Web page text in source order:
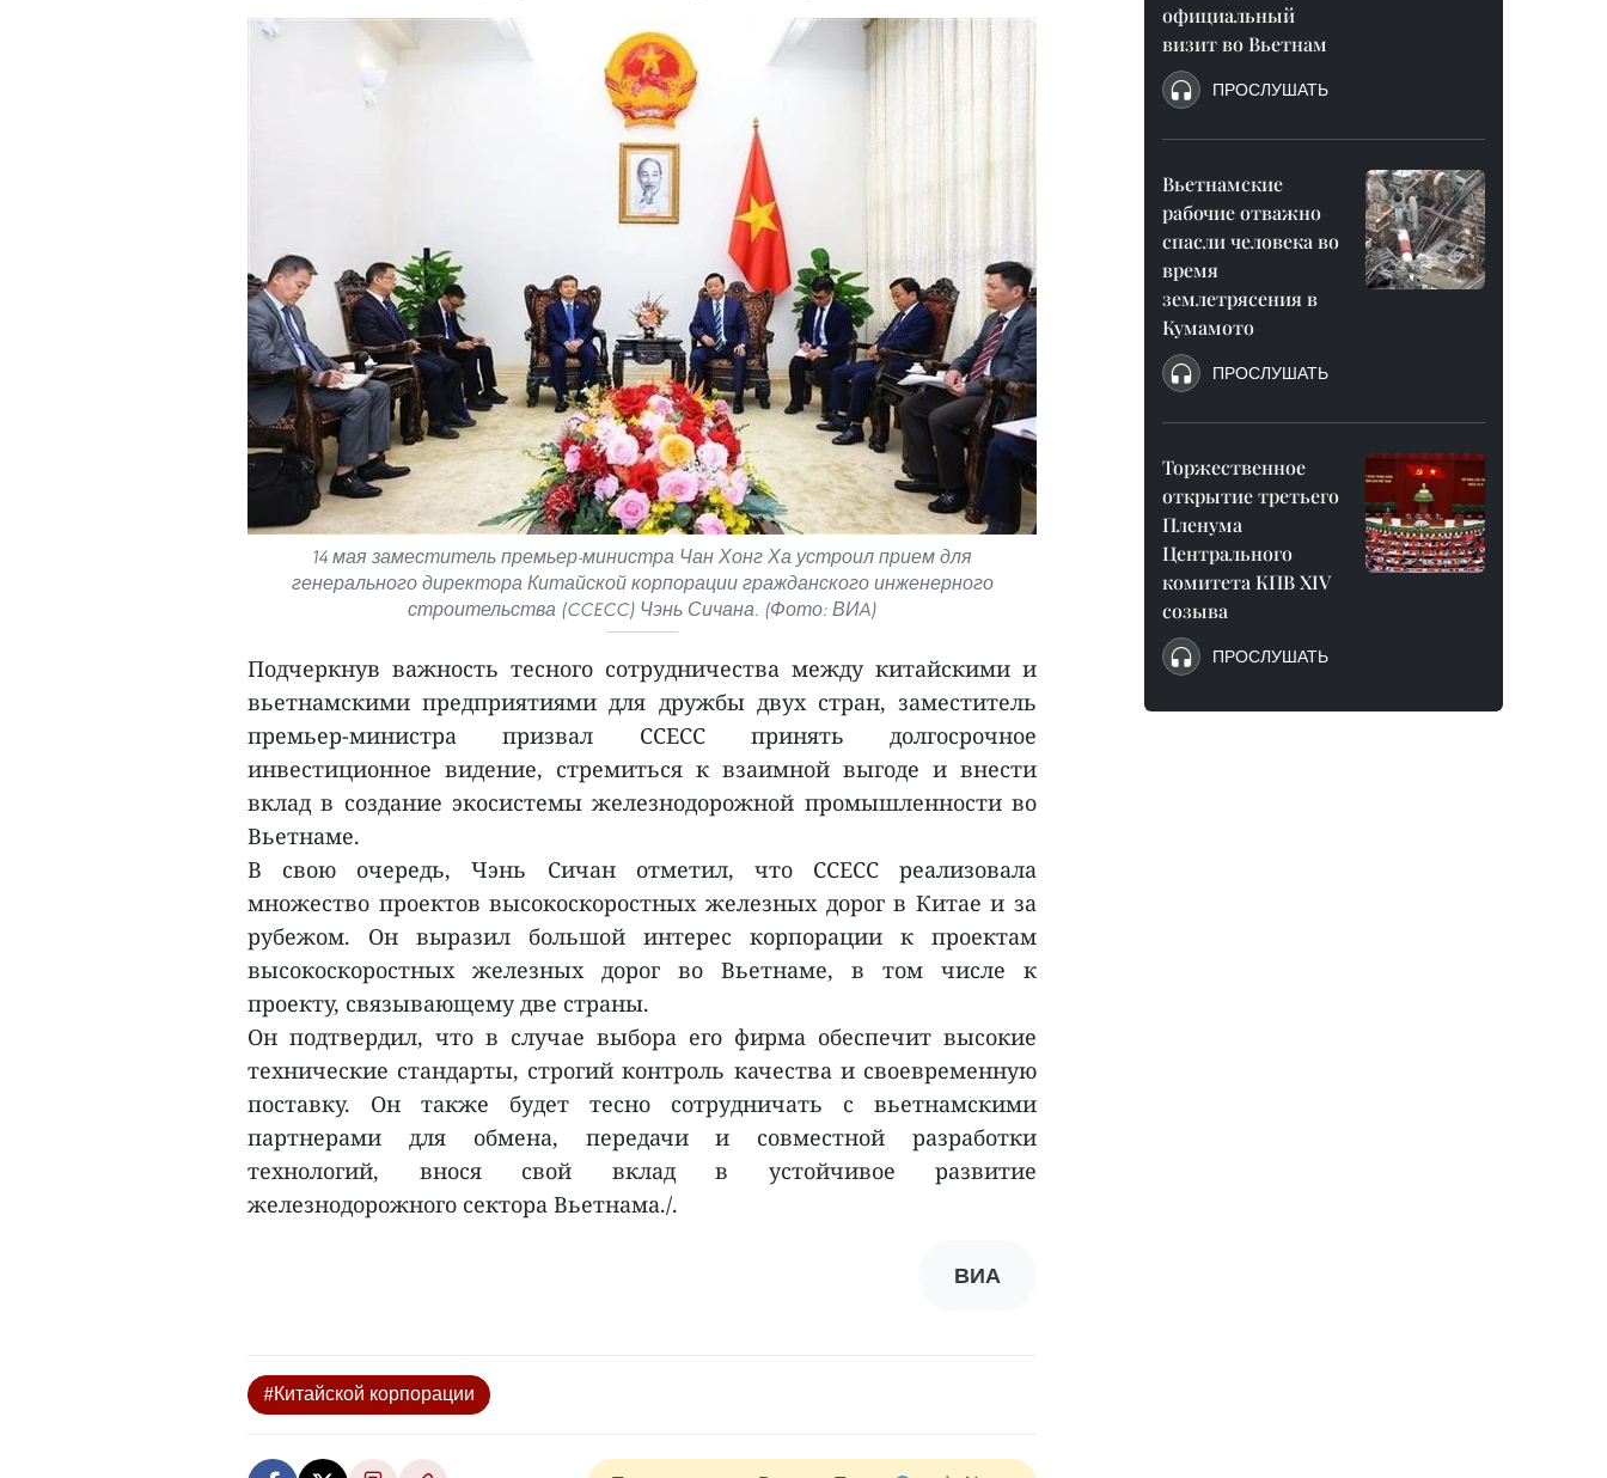
14 мая заместитель премьер-министра Чан Хонг Ха устроил прием для
генерального директора Китайской корпорации гражданского инженерного
строительства (CCECC) Чэнь Сичана. (Фото: ВИA)
Подчеркнув важность тесного сотрудничества между китайскими и
вьетнамскими предприятиями для дружбы двух стран, заместитель
премьер-министра призвал CCECC принять долгосрочное
инвестиционное видение, стремиться к взаимной выгоде и внести
вклад в создание экосистемы железнодорожной промышленности во
Вьетнаме.
В свою очередь, Чэнь Сичан отметил, что CCECC реализовала
множество проектов высокоскоростных железных дорог в Китае и за
рубежом. Он выразил большой интерес корпорации к проектам
высокоскоростных железных дорог во Вьетнаме, в том числе к
проекту, связывающему две страны.
Он подтвердил, что в случае выбора его фирма обеспечит высокие
технические стандарты, строгий контроль качества и своевременную
поставку. Он также будет тесно сотрудничать с вьетнамскими
партнерами для обмена, передачи и совместной разработки
технологий, внося свой вклад в устойчивое развитие
железнодорожного сектора Вьетнама./.
ВИА
#Китайской корпорации
официальный
визит во Вьетнам
ПРОСЛУШАТЬ
Вьетнамские
рабочие отважно
спасли человека во
время
землетрясения в
Кумамото
ПРОСЛУШАТЬ
Торжественное
открытие третьего
Пленума
Центрального
комитета КПВ XIV
созыва
ПРОСЛУШАТЬ